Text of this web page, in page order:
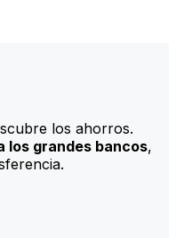
los ahorros.
los grandes bancos,